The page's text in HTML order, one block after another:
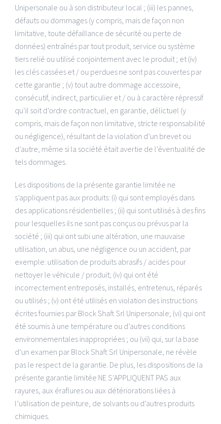
Unipersonale ou à son distributeur local ; (iii) les pannes,
défauts ou dommages (y compris, mais de façon non
limitative, toute défaillance de sécurité ou perte de
données) entraînés par tout produit, service ou système
tiers relié ou utilisé conjointement avec le produit ; et (iv)
les clés cassées et / ou perdues ne sont pas couvertes par
cette garantie ; (v) tout autre dommage accessoire,
consécutif, indirect, particulier et / ou à caractère répressif
qu’il soit d’ordre contractuel, en garantie, délictuel (y
compris, mais de façon non limitative, stricte responsabilité
ou négligence), résultant de la violation d’un brevet ou
d’autre, même si la société était avertie de l’éventualité de
tels dommages.
Les dispositions de la présente garantie limitée ne
s’appliquent pas aux produits: (i) qui sont employés dans
des applications résidentielles ; (ii) qui sont utilisés à des fins
pour lesquelles ils ne sont pas conçus ou prévus par la
société ; (iii) qui ont subi une altération, une mauvaise
utilisation, un abus, une négligence ou un accident, par
exemple: utilisation de produits abrasifs / acides pour
nettoyer le véhicule / produit; (iv) qui ont été
incorrectement entreposés, installés, entretenus, réparés
ou utilisés ; (v) ont été utilisés en violation des instructions
écrites fournies par Block Shaft Srl Unipersonale; (vi) qui ont
été soumis à une température ou d’autres conditions
environnementales inappropriées ; ou (vii) qui, sur la base
d’un examen par Block Shaft Srl Unipersonale, ne révèle
pas le respect de la garantie. De plus, les dispositions de la
présente garantie limitée NE S’APPLIQUENT PAS aux
rayures, aux éraflures ou aux détériorations liées à
l’utilisation de peinture, de solvants ou d’autres produits
chimiques.